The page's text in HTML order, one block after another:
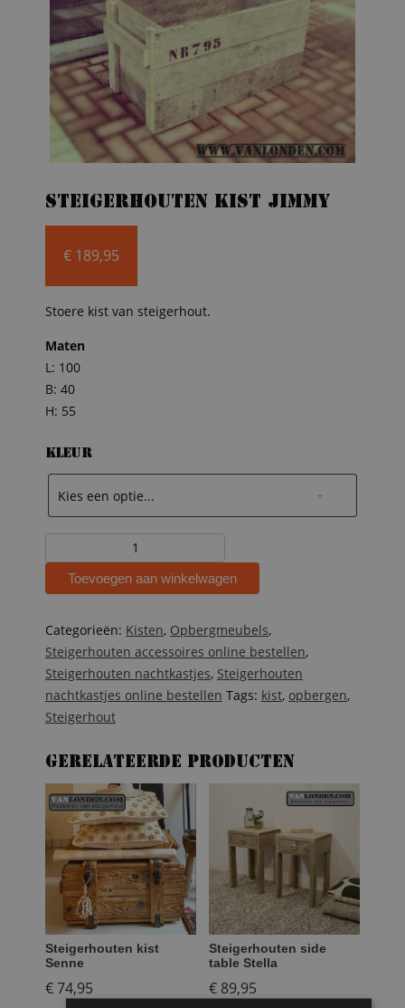
Steigerhouten kist Jimmy
€ 189,95
Stoere kist van steigerhout.
Maten
L: 100
B: 40
H: 55
Kleur
kist
JimmyToevoegen aan winkelwagen
Categorieën: Kisten, Opbergmeubels,
Steigerhouten accessoires online bestellen,
Steigerhouten nachtkastjes, Steigerhouten
nachtkastjes online bestellen Tags: kist, opbergen,
Steigerhout
Gerelateerde producten
Steigerhouten kist
Senne
€74,95
Steigerhouten side
table Stella
€89,95